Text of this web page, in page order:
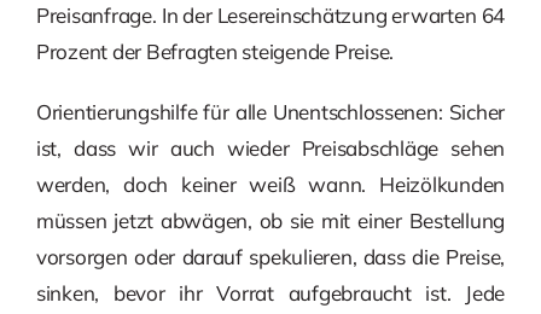
Preisanfrage. In der Lesereinschätzung erwarten 64
Prozent der Befragten steigende Preise.
Orientierungshilfe für alle Unentschlossenen: Sicher
ist, dass wir auch wieder Preisabschläge sehen
werden, doch keiner weiß wann. Heizölkunden
müssen jetzt abwägen, ob sie mit einer Bestellung
vorsorgen oder darauf spekulieren, dass die Preise,
sinken, bevor ihr Vorrat aufgebraucht ist. Jede